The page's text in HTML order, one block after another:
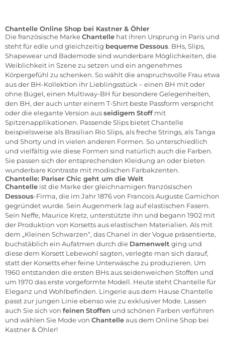
Chantelle Online Shop bei Kastner & Öhler
Die französische MarkeChantelle hat ihren Ursprung in Paris und
steht für edle und gleichzeitig bequeme Dessous. BHs, Slips,
Shapewear und Bademode sind wunderbare Möglichkeiten, die
Weiblichkeit in Szene zu setzen und ein angenehmes
Körpergefühl zu schenken. So wählt die anspruchsvolle Frau etwa
aus der BH-Kollektion ihr Lieblingsstück – einen BH mit oder
ohne Bügel, einen Multiway-BH für besondere Gelegenheiten,
den BH, der auch unter einem T-Shirt beste Passform verspricht
oder die elegante Version ausseidigem Stoff mit
Spitzenapplikationen. Passende Slips bietet Chantelle
beispielsweise als Brasilian Rio Slips, als freche Strings, als Tanga
und Shorty und in vielen anderen Formen. So unterschiedlich
und vielfältig wie diese Formen sind natürlich auch die Farben.
Sie passen sich der entsprechenden Kleidung an oder bieten
wunderbare Kontraste mit modischen Farbakzenten.
Chantelle: Pariser Chic geht um die Welt
Chantelle ist die Marke der gleichnamigen französischen
Dessous-Firma, die im Jahr 1876 von Francois Auguste Gamichon
gegründet wurde. Sein Augenmerk lag auf elastischen Fasern.
Sein Neffe, Maurice Kretz, unterstützte ihn und begann 1902 mit
der Produktion von Korsetts aus elastischen Materialien. Als mit
dem „Kleinen Schwarzen“, das Chanel in der Vogue präsentierte,
buchstäblich ein Aufatmen durch die Damenwelt ging und
diese dem Korsett Lebewohl sagten, verlegte man sich darauf,
statt der Korsetts eher feine Unterwäsche zu produzieren. Um
1960 entstanden die ersten BHs aus seidenweichen Stoffen und
um 1970 das erste vorgeformte Modell. Heute steht Chantelle für
Eleganz und Wohlbefinden. Lingerie aus dem Hause Chantelle
passt zur jungen Linie ebenso wie zu exklusiver Mode. Lassen
auch Sie sich von feinen Stoffen und schönen Farben verführen
und wählen Sie Mode von Chantelleaus dem Online Shop bei
Kastner & Öhler!